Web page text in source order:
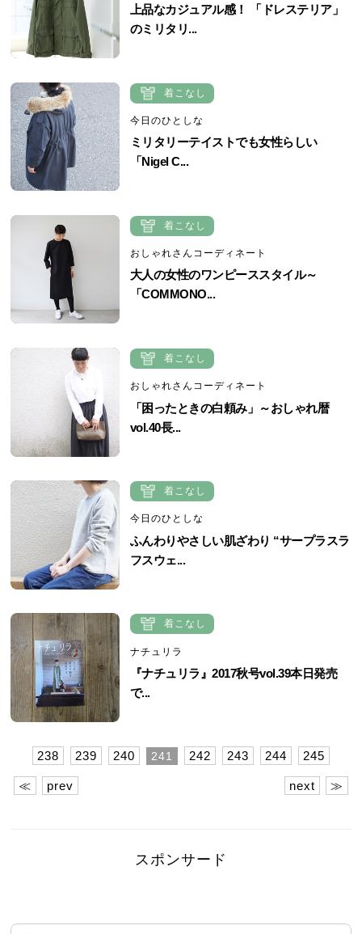
上品なカジュアル感！ 「ドレステリア」
のミリタリ...
着こなし
今日のひとしな
ミリタリーテイストでも女性らしい
「Nigel C...
着こなし
おしゃれさんコーディネート
大人の女性のワンピーススタイル～
「COMMONO...
着こなし
おしゃれさんコーディネート
「困ったときの白頼み」～おしゃれ暦
vol.40長...
着こなし
今日のひとしな
ふんわりやさしい肌ざわり “サープラスラ
フスウェ...
着こなし
ナチュリラ
『ナチュリラ』2017秋号vol.39本日発売
で...
≪ prev
238 239 240 241 242 243 244 245
next ≫
スポンサード